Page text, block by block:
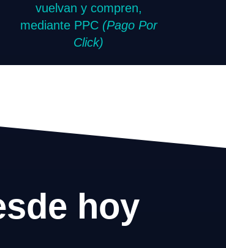
vuelvan y compren,
mediante PPC (Pago Por
Click)
hoy